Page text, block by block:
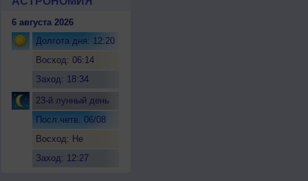
6 августа 2026
Долгота дня: 12:20
Восход: 06:14
Заход: 18:34
23-й лунный день
Посл.четв. 06/08
Восход: Не
Заход: 12:27